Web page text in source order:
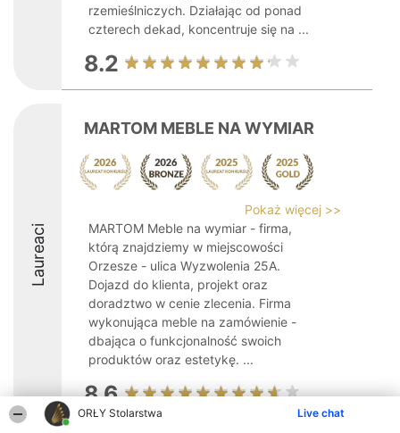
ORŁY Stolarstwa Live chat
rzemieślniczych. Działając od ponad
czterech dekad, koncentruje się na ...
8.2
Laureaci
MARTOM MEBLE NA WYMIAR
Pokaż więcej >>
MARTOM Meble na wymiar - firma,
którą znajdziemy w miejscowości
Orzesze - ulica Wyzwolenia 25A.
Dojazd do klienta, projekt oraz
doradztwo w cenie zlecenia. Firma
wykonująca meble na zamówienie -
dbająca o funkcjonalność swoich
produktów oraz estetykę. ...
8.6